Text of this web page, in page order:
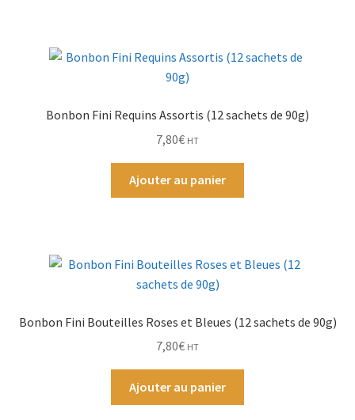
Bonbon Fini Requins Assortis (12 sachets de 90g)
7,80€ HT
Ajouter au panier
Bonbon Fini Bouteilles Roses et Bleues (12 sachets de 90g)
7,80€ HT
Ajouter au panier